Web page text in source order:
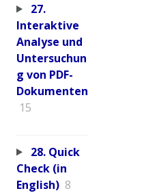
27.
Interaktive
Analyse und
Untersuchun
g von PDF-
Dokumenten
15
28. Quick
Check (in
English) 8